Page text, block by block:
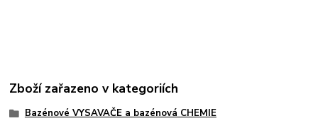
Zboží zařazeno v kategoriích
Bazénové VYSAVAČE a bazénová CHEMIE